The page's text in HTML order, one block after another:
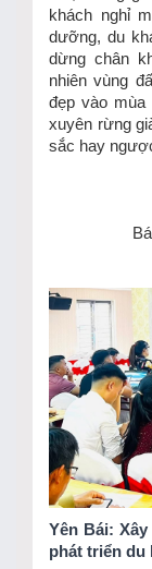
khách nghỉ
dưỡng, du
dừng chân
nhiên vùng
đẹp vào mùa
xuyên rừng
sắc hay
TIN KHÁC
Yên Bái:
phát triển du